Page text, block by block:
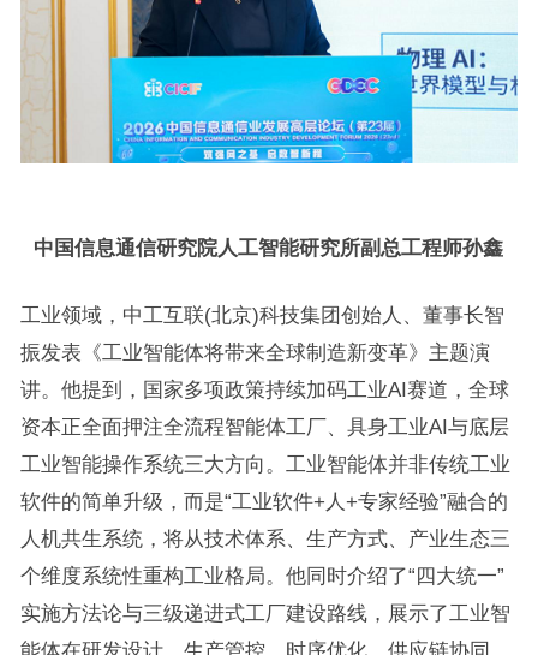
中国信息通信研究院人工智能研究所副总工程师孙鑫
工业领域，中工互联(北京)科技集团创始人、董事长智
振发表《工业智能体将带来全球制造新变革》主题演
讲。他提到，国家多项政策持续加码工业AI赛道，全球
资本正全面押注全流程智能体工厂、具身工业AI与底层
工业智能操作系统三大方向。工业智能体并非传统工业
软件的简单升级，而是“工业软件+人+专家经验”融合的
人机共生系统，将从技术体系、生产方式、产业生态三
个维度系统性重构工业格局。他同时介绍了“四大统一”
实施方法论与三级递进式工厂建设路线，展示了工业智
能体在研发设计、生产管控、时序优化、供应链协同、